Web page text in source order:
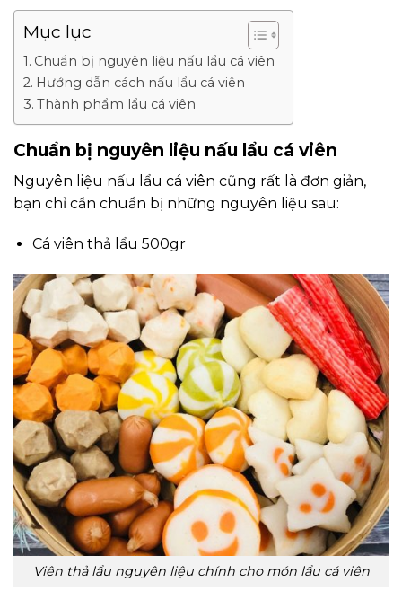
Mục lục
Chuẩn bị nguyên liệu nấu lẩu cá viên
Hướng dẫn cách nấu lẩu cá viên
Thành phẩm lẩu cá viên
Chuẩn bị nguyên liệu nấu lẩu cá viên
Nguyên liệu nấu lẩu cá viên cũng rất là đơn giản,
bạn chỉ cần chuẩn bị những nguyên liệu sau:
Cá viên thả lẩu 500gr
Viên thả lẩu nguyên liệu chính cho món lẩu cá viên